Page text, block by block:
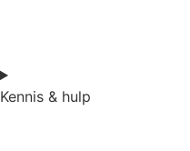
Kennis & hulp